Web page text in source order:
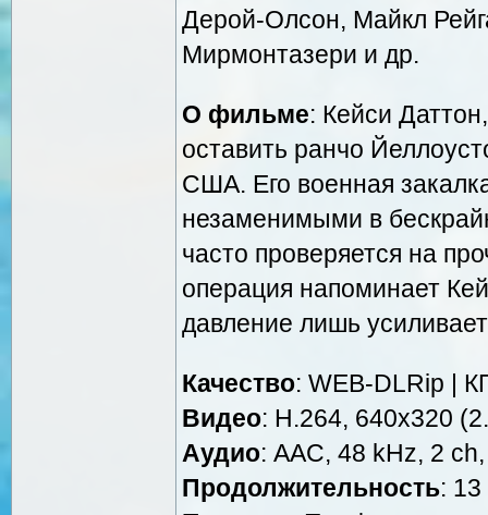
Дерой-Олсон, Майкл
Мирмонтазери и др.
О фильме: Кейси
оставить ранчо
США. Его военная
незаменимыми в
часто проверяется на
операция напоминает
давление лишь
Качество: WEB-DLRip |
Видео: Н.264, 640x320
Аудио: AAC, 48 kHz, 2
Продолжительность: